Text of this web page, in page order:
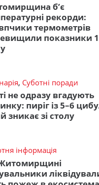
б’є
рекорди:
термометрів
показники
, Суботні поради
не одразу вгадують
пиріг із 5–6
зникає зі столу
інформація